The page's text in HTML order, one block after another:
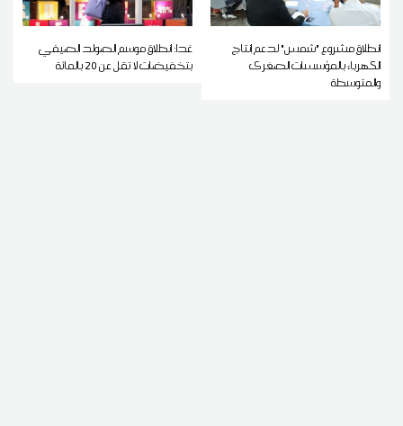
انطلاق مشروع "شمس" لدعم إنتاج
الكهرباء بالمؤسسات الصغرى
والمتوسطة
غدا: انطلاق موسم الصولد الصيفي
بتخفيضات لا تقل عن 20 بالمائة